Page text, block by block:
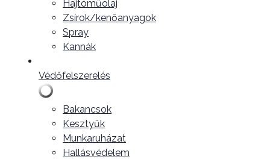
Hajtóműolaj
Zsírok/kenőanyagok
Spray
Kannák
Védőfelszerelés
Bakancsok
Kesztyűk
Munkaruházat
Hallásvédelem